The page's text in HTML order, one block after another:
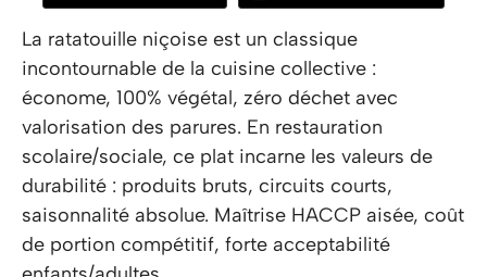
La ratatouille niçoise est un classique
incontournable de la cuisine collective :
économe, 100% végétal, zéro déchet avec
valorisation des parures. En restauration
scolaire/sociale, ce plat incarne les valeurs de
durabilité : produits bruts, circuits courts,
saisonnalité absolue. Maîtrise HACCP aisée, coût
de portion compétitif, forte acceptabilité